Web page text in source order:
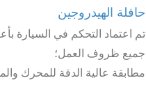
حافلة الهيدروجين
تم اعتماد التحكم في السيارة
جميع ظروف العمل؛
مطابقة عالية الدقة للمحرك